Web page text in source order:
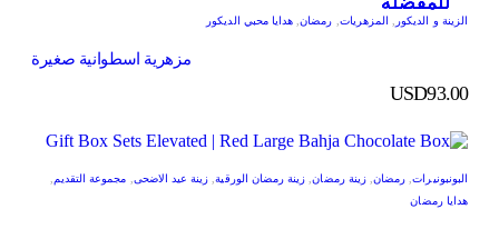
الزينة و الديكور , المزهريات, رمضان, هدايا محبي الديكور
مزهرية اسطوانية صغيرة
USD93.00
البونبونيرات, رمضان,زينة رمضان, زينة رمضان الورقية, زينة عيد الاضحى, مجموعة التقديم,
هدايا رمضان